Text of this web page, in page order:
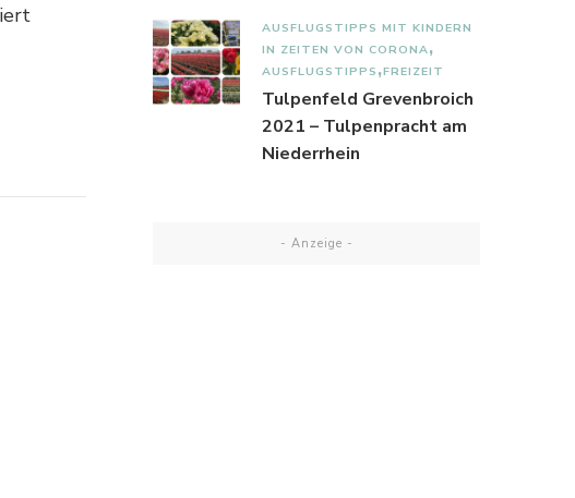
AUSFLUGSTIPPS MIT KINDERN
IN ZEITEN VON CORONA
AUSFLUGSTIPPS FREIZEIT
Tulpenfeld Grevenbroich
2021 – Tulpenpracht am
Niederrhein
- Anzeige -